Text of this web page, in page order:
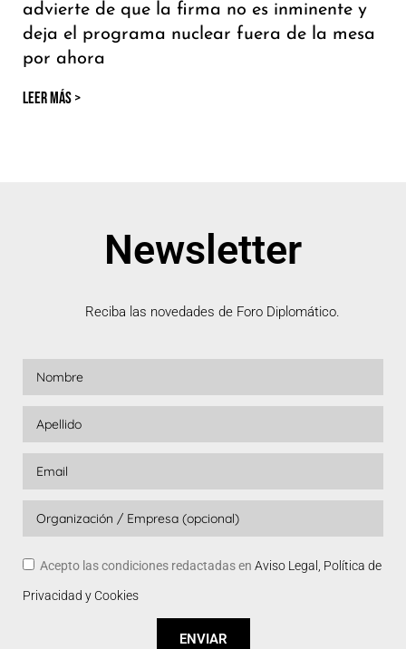
advierte de que la firma no es inminente y
deja el programa nuclear fuera de la mesa
por ahora
LEER MÁS >
Newsletter
Reciba las novedades de Foro Diplomático.
Acepto las condiciones redactadas en Aviso Legal, Política de
Privacidad y Cookies
ENVIAR